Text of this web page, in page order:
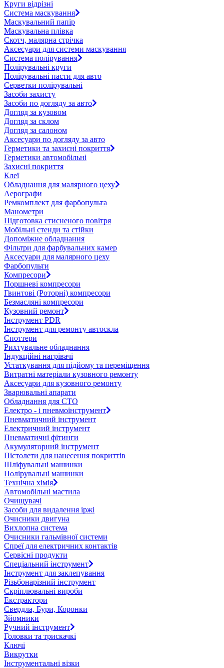
Круги відрізні
Система маскування
Маскувальний папір
Маскувальна плівка
Скотч, малярна стрічка
Аксесуари для системи маскування
Система полірування
Полірувальні круги
Полірувальні пасти для авто
Серветки полірувальні
Засоби захисту
Засоби по догляду за авто
Догляд за кузовом
Догляд за склом
Догляд за салоном
Аксесуари по догляду за авто
Герметики та захисні покриття
Герметики автомобільні
Захисні покриття
Клеї
Обладнання для малярного цеху
Аерографи
Ремкомплект для фарбопульта
Манометри
Підготовка стисненого повітря
Мобільні стенди та стійки
Допоміжне обладнання
Фільтри для фарбувальних камер
Аксесуари для малярного цеху
Фарбопульти
Компресори
Поршневі компресори
Гвинтові (Роторні) компресори
Безмасляні компресори
Кузовний ремонт
Інструмент PDR
Інструмент для ремонту автоскла
Споттери
Рихтувальне обладнання
Індукційні нагрівачі
Устаткування для підйому та переміщення
Витратні матеріали кузовного ремонту
Аксесуари для кузовного ремонту
Зварювальні апарати
Обладнання для СТО
Електро - і пневмоінструмент
Пневматичний інструмент
Електричний інструмент
Пневматичні фітинги
Акумуляторний інструмент
Пістолети для нанесення покриттів
Шліфувальні машинки
Полірувальні машинки
Технічна хімія
Автомобільні мастила
Очищувачі
Засоби для видалення іржі
Очисники двигуна
Вихлопна система
Очисники гальмівної системи
Спреї для електричних контактів
Сервісні продукти
Спеціальний інструмент
Інструмент для заклепування
Різьбонарізний інструмент
Скріплювальні вироби
Екстрактори
Свердла, Бури, Коронки
Зйомники
Ручний інструмент
Головки та трискачкі
Ключі
Викрутки
Інструментальні візки